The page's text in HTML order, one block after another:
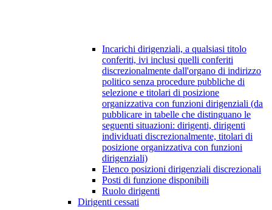
Incarichi dirigenziali, a qualsiasi titolo
conferiti, ivi inclusi quelli conferiti
discrezionalmente dall'organo di indirizzo
politico senza procedure pubbliche di
selezione e titolari di posizione
organizzativa con funzioni dirigenziali (da
pubblicare in tabelle che distinguano le
seguenti situazioni: dirigenti, dirigenti
individuati discrezionalmente, titolari di
posizione organizzativa con funzioni
dirigenziali)
Elenco posizioni dirigenziali discrezionali
Posti di funzione disponibili
Ruolo dirigenti
Dirigenti cessati